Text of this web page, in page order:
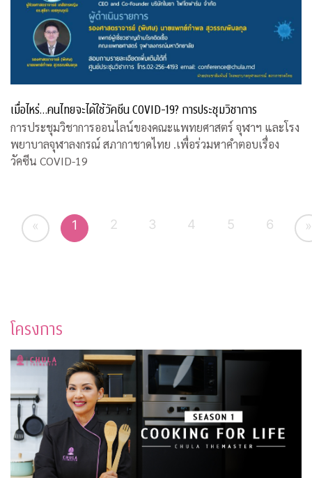
เมื่อไหร่…คนไทยจะได้ใช้วัคซีน COVID-19? การประชุมวิชาการ
การประชุมวิชาการออนไลน์ของคณะแพทยศาสตร์ จุฬาฯ และโรง
พยาบาลจุฬาลงกรณ์ สภากาชาดไทย .เพื่อร่วมหาคำตอบเรื่อง
วัคซีน COVID-19
« 1 2 3 4 5 6 »
โครงการ